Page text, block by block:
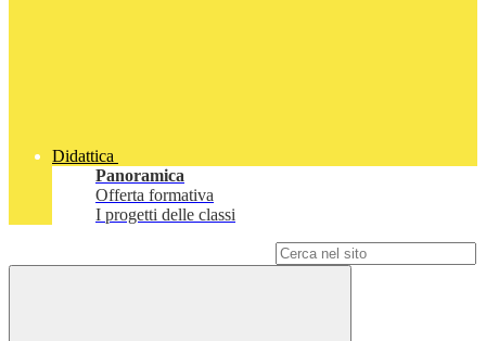
Didattica
Panoramica
Offerta formativa
I progetti delle classi